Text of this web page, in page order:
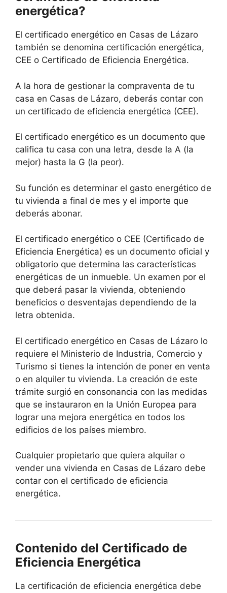
energética?
El certificado energético en Casas de Lázaro
también se denomina certificación energética,
CEE o Certificado de Eficiencia Energética.
A la hora de gestionar la compraventa de tu
casa en Casas de Lázaro, deberás contar con
un certificado de eficiencia energética (CEE).
El certificado energético es un documento que
califica tu casa con una letra, desde la A (la
mejor) hasta la G (la peor).
Su función es determinar el gasto energético de
tu vivienda a final de mes y el importe que
deberás abonar.
El certificado energético o CEE (Certificado de
Eficiencia Energética) es un documento oficial y
obligatorio que determina las características
energéticas de un inmueble. Un examen por el
que deberá pasar la vivienda, obteniendo
beneficios o desventajas dependiendo de la
letra obtenida.
El certificado energético en Casas de Lázaro lo
requiere el Ministerio de Industria, Comercio y
Turismo si tienes la intención de poner en venta
o en alquiler tu vivienda. La creación de este
trámite surgió en consonancia con las medidas
que se instauraron en la Unión Europea para
lograr una mejora energética en todos los
edificios de los países miembro.
Cualquier propietario que quiera alquilar o
vender una vivienda en Casas de Lázaro debe
contar con el certificado de eficiencia
energética.
Contenido del Certificado de
Eficiencia Energética
La certificación de eficiencia energética debe